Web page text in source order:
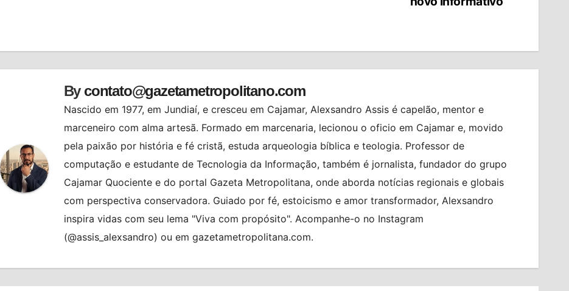
By contato@gazetametropolitano.com
Nascido em 1977, em Jundiaí, e cresceu em Cajamar, Alexsandro Assis é capelão, mentor e
marceneiro com alma artesã. Formado em marcenaria, lecionou o oficio em Cajamar e, movido
pela paixão por história e fé cristã, estuda arqueologia bíblica e teologia. Professor de
computação e estudante de Tecnologia da Informação, também é jornalista, fundador do grupo
Cajamar Quociente e do portal Gazeta Metropolitana, onde aborda notícias regionais e globais
com perspectiva conservadora. Guiado por fé, estoicismo e amor transformador, Alexsandro
inspira vidas com seu lema "Viva com propósito". Acompanhe-o no Instagram
(@assis_alexsandro) ou em gazetametropolitana.com.
MODERNIZAÇÃO HOSPITALAR
MUNDO
GERSON PESSOA
HAGOP GARAGEM
ALMANAQUE BRASIL
HORÓSCOPO